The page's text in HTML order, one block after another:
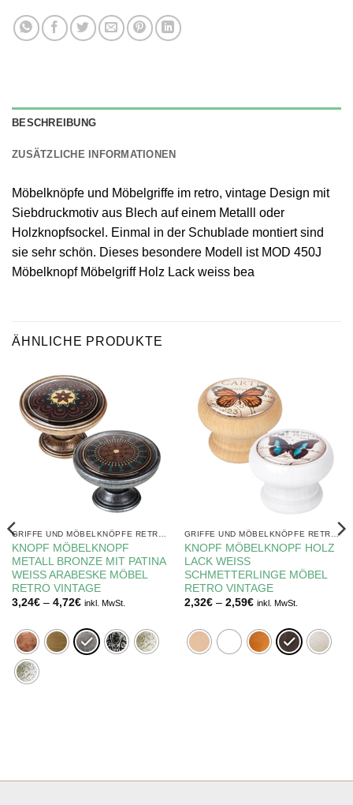
BESCHREIBUNG
ZUSÄTZLICHE INFORMATIONEN
Möbelknöpfe und Möbelgriffe im retro, vintage Design mit
Siebdruckmotiv aus Blech auf einem Metalll oder
Holzknopfsockel. Einmal in der Schublade montiert sind
sie sehr schön. Dieses besondere Modell ist MOD 450J
Möbelknopf Möbelgriff Holz Lack weiss bea
ÄHNLICHE PRODUKTE
GRIFFE UND MÖBELKNÖPFE RETRO STIL
KNOPF MÖBELKNOPF
METALL BRONZE MIT PATINA
WEISS ARABESKE MÖBEL
RETRO VINTAGE
3,24€ – 4,72€Preisspanne:
4,72€
inkl. MwSt.
GRIFFE UND MÖBELKNÖPFE RETRO STIL
KNOPF MÖBELKNOPF HOLZ
LACK WEISS
SCHMETTERLINGE MÖBEL
RETRO VINTAGE
2,32€ – 2,59€Preisspanne:
2,59€
inkl. MwSt.